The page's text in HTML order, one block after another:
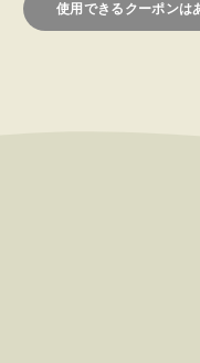
使用できるクーポンは